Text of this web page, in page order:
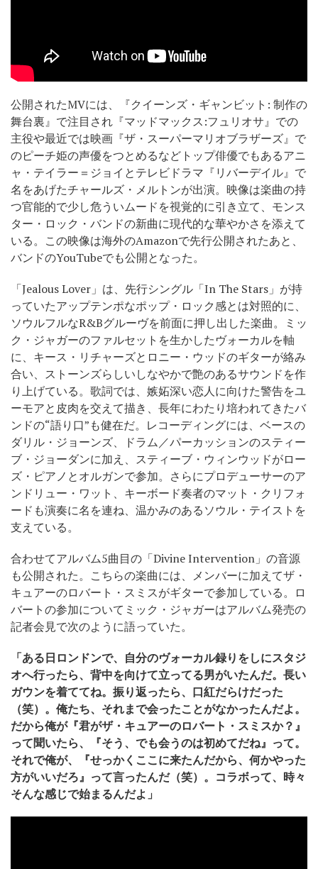
公開されたMVには、『クイーンズ・ギャンビット: 制作の
舞台裏』で注目され『マッドマックス:フュリオサ』での
主役や最近では映画『ザ・スーパーマリオブラザーズ』で
のピーチ姫の声優をつとめるなどトップ俳優でもあるアニ
ャ・テイラー＝ジョイとテレビドラマ『リバーデイル』で
名をあげたチャールズ・メルトンが出演。映像は楽曲の持
つ官能的で少し危ういムードを視覚的に引き立て、モンス
ター・ロック・バンドの新曲に現代的な華やかさを添えて
いる。この映像は海外のAmazonで先行公開されたあと、
バンドのYouTubeでも公開となった。
「Jealous Lover」は、先行シングル「In The Stars」が持
っていたアップテンポなポップ・ロック感とは対照的に、
ソウルフルなR&Bグルーヴを前面に押し出した楽曲。ミッ
ク・ジャガーのファルセットを生かしたヴォーカルを軸
に、キース・リチャーズとロニー・ウッドのギターが絡み
合い、ストーンズらしいしなやかで艶のあるサウンドを作
り上げている。歌詞では、嫉妬深い恋人に向けた警告をユ
ーモアと皮肉を交えて描き、長年にわたり培われてきたバ
ンドの“語り口”も健在だ。レコーディングには、ベースの
ダリル・ジョーンズ、ドラム／パーカッションのスティー
ブ・ジョーダンに加え、スティーブ・ウィンウッドがロー
ズ・ピアノとオルガンで参加。さらにプロデューサーのア
ンドリュー・ワット、キーボード奏者のマット・クリフォ
ードも演奏に名を連ね、温かみのあるソウル・テイストを
支えている。
合わせてアルバム5曲目の「Divine Intervention」の音源
も公開された。こちらの楽曲には、メンバーに加えてザ・
キュアーのロバート・スミスがギターで参加している。ロ
バートの参加についてミック・ジャガーはアルバム発売の
記者会見で次のように語っていた。
「ある日ロンドンで、自分のヴォーカル録りをしにスタジ
オへ行ったら、背中を向けて立ってる男がいたんだ。長い
ガウンを着ててね。振り返ったら、口紅だらけだった
（笑）。俺たち、それまで会ったことがなかったんだよ。
だから俺が『君がザ・キュアーのロバート・スミスか？』
って聞いたら、『そう、でも会うのは初めてだね』って。
それで俺が、『せっかくここに来たんだから、何かやった
方がいいだろ』って言ったんだ（笑）。コラボって、時々
そんな感じで始まるんだよ」